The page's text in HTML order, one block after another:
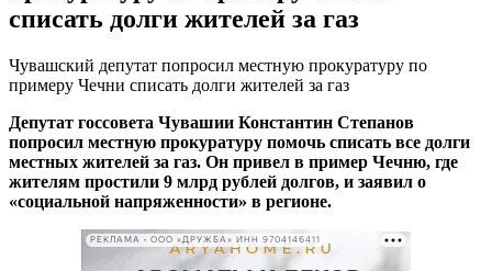
списать долги жителей за газ
Чувашский депутат попросил местную прокуратуру по
примеру Чечни списать долги жителей за газ
Депутат госсовета Чувашии Константин Степанов
попросил местную прокуратуру помочь списать все долги
местных жителей за газ. Он привел в пример Чечню, где
жителям простили 9 млрд рублей долгов, и заявил о
«социальной напряженности» в регионе.
РЕКЛАМА • ООО «ДРУЖБА» ИНН 9704146411